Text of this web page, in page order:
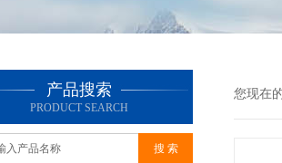
产品搜索
PRODUCT SEARCH
您现在